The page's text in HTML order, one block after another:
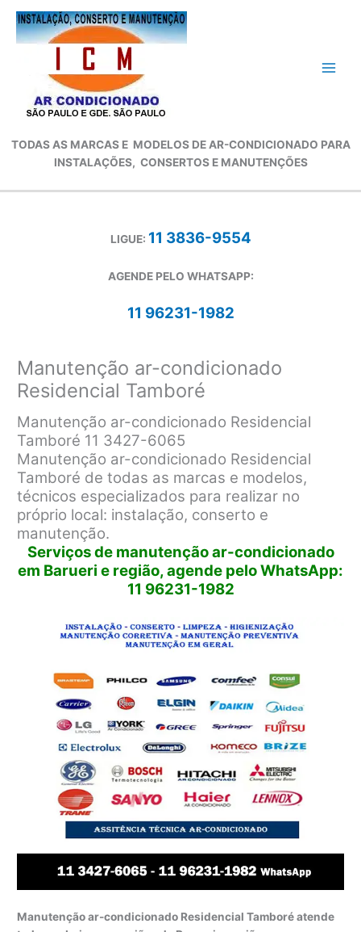
para
TODAS AS MARCAS E MODELOS DE AR-CONDICIONADO PARA
INSTALAÇÕES, CONSERTOS E MANUTENÇÕES
LIGUE: 11 3836-9554
AGENDE PELO WHATSAPP:
11 96231-1982
Manutenção ar-condicionado
Residencial Tamboré
Manutenção ar-condicionado Residencial
Tamboré 11 3427-6065
Manutenção ar-condicionado Residencial
Tamboré de todas as marcas e modelos,
técnicos especializados para realizar no
próprio local: instalação, conserto e
manutenção.
Serviços de manutenção ar-condicionado
em Barueri e região, agende pelo WhatsApp:
11 96231-1982
Manutenção ar-condicionado Residencial Tamboré atende